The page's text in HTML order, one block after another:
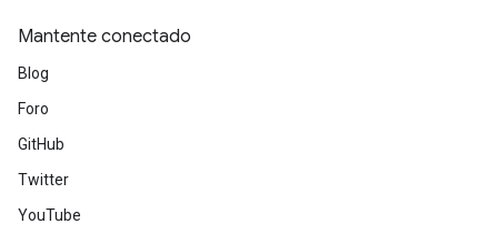
Mantente conectado
Blog
Foro
GitHub
Twitter
YouTube